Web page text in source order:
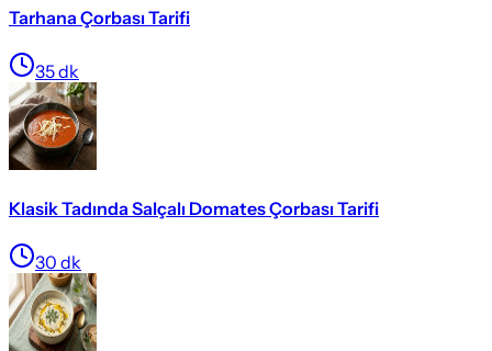
Tarhana Çorbası Tarifi
35dk
Klasik Tadında Salçalı Domates Çorbası Tarifi
30 dk